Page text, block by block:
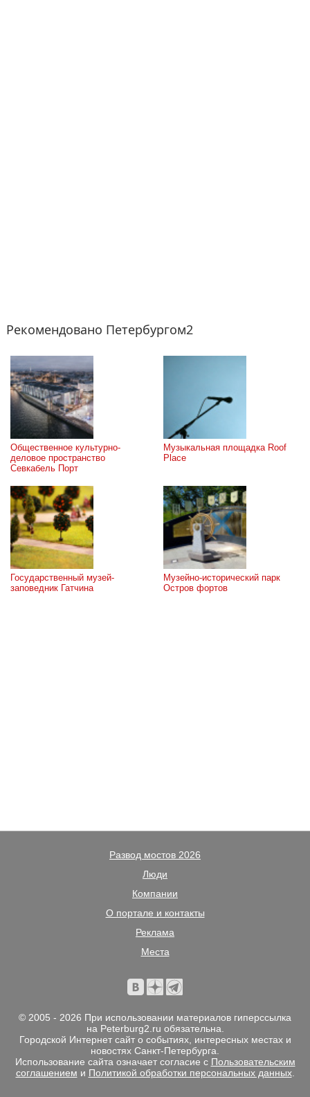
Рекомендовано Петербургом2
Общественное культурно-
деловое пространство
Севкабель Порт
Музыкальная площадка Roof
Place
Государственный музей-
заповедник Гатчина
Музейно-исторический парк
Остров фортов
Развод мостов 2026
Люди
Компании
О портале и контакты
Реклама
Места
© 2005 - 2026 При использовании материалов гиперссылка
на Peterburg2.ru обязательна.
Городской Интернет сайт о событиях, интересных местах и
новостях Санкт-Петербурга.
Использование сайта означает согласие с Пользовательским
соглашением и Политикой обработки персональных данных.